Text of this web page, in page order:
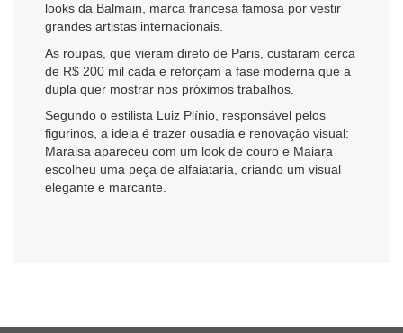
looks da Balmain, marca francesa famosa por vestir
grandes artistas internacionais.
As roupas, que vieram direto de Paris, custaram cerca
de R$ 200 mil cada e reforçam a fase moderna que a
dupla quer mostrar nos próximos trabalhos.
Segundo o estilista Luiz Plínio, responsável pelos
figurinos, a ideia é trazer ousadia e renovação visual:
Maraisa apareceu com um look de couro e Maiara
escolheu uma peça de alfaiataria, criando um visual
elegante e marcante.